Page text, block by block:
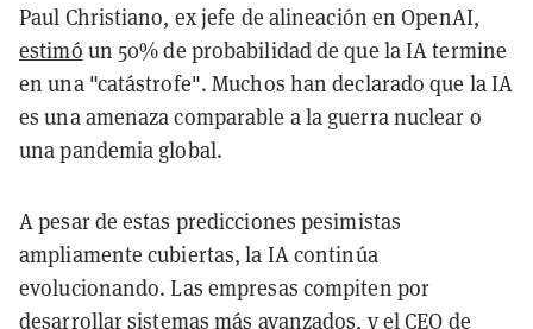
Paul Christiano, ex jefe de alineación en OpenAI,
estimó un 50% de probabilidad de que la IA termine
en una "catástrofe". Muchos han declarado que la IA
es una amenaza comparable a la guerra nuclear o
una pandemia global.
A pesar de estas predicciones pesimistas
ampliamente cubiertas, la IA continúa
evolucionando. Las empresas compiten por
desarrollar sistemas más avanzados, y el CEO de